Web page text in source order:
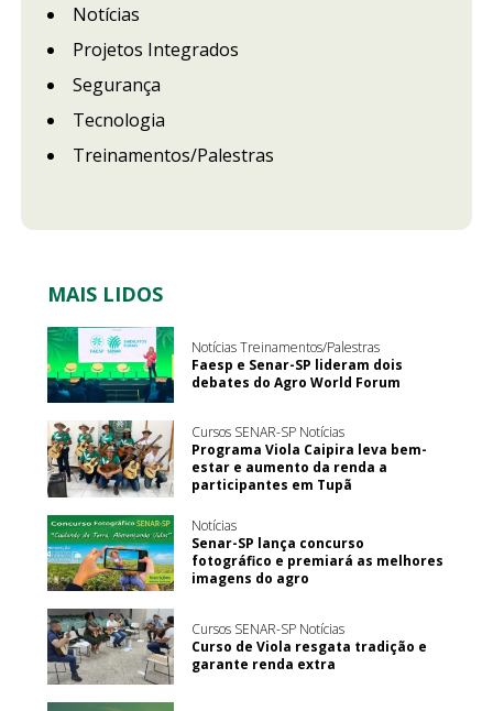
Notícias
Projetos Integrados
Segurança
Tecnologia
Treinamentos/Palestras
MAIS LIDOS
Notícias Treinamentos/Palestras
Faesp e Senar-SP lideram dois
debates do Agro World Forum
Cursos SENAR-SP Notícias
Programa Viola Caipira leva bem-
estar e aumento da renda a
participantes em Tupã
Notícias
Senar-SP lança concurso
fotográfico e premiará as melhores
imagens do agro
Cursos SENAR-SP Notícias
Curso de Viola resgata tradição e
garante renda extra